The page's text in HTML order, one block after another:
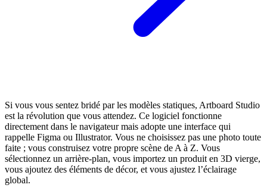
Si vous vous sentez bridé par les modèles statiques, Artboard Studio
est la révolution que vous attendez. Ce logiciel fonctionne
directement dans le navigateur mais adopte une interface qui
rappelle Figma ou Illustrator. Vous ne choisissez pas une photo toute
faite ; vous construisez votre propre scène de A à Z. Vous
sélectionnez un arrière-plan, vous importez un produit en 3D vierge,
vous ajoutez des éléments de décor, et vous ajustez l’éclairage
global.